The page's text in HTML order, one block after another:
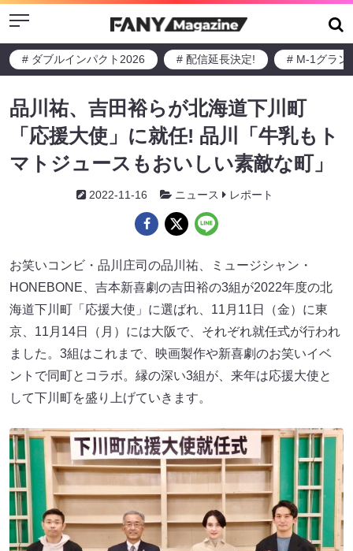
Menu
# ダブルインパクト2026 # 配信延長決定! # M-1グラン
品川祐、吉田裕らが北海道下川町
「応援大使」に就任! 品川「牛乳もト
マトジュースもおいしい素敵な町」
2022-11-16 ニュース レポート
お笑いコンビ・品川庄司の品川祐、ミュージシャン・
HONEBONE、吉本新喜劇の吉田裕の3組が2022年度の北
海道下川町「応援大使」に選ばれ、11月11日（金）に東
京、11月14日（月）には大阪で、それぞれ就任式が行われ
ました。3組はこれまで、映画製作や新喜劇のお笑いイベ
ントで同町とコラボ。縁の深い3組が、来年は応援大使と
して下川町を盛り上げていきます。